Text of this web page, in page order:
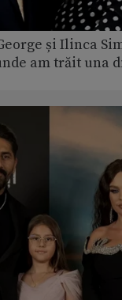
și Ilinca
am trăit una